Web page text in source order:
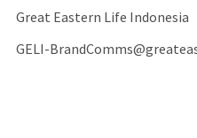
Great Eastern Life Indonesia
GELI-